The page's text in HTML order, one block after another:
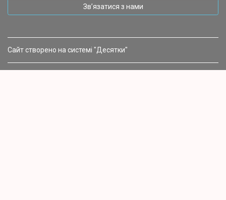
Зв’язатися з нами
Сайт створено на системі "Десятки"